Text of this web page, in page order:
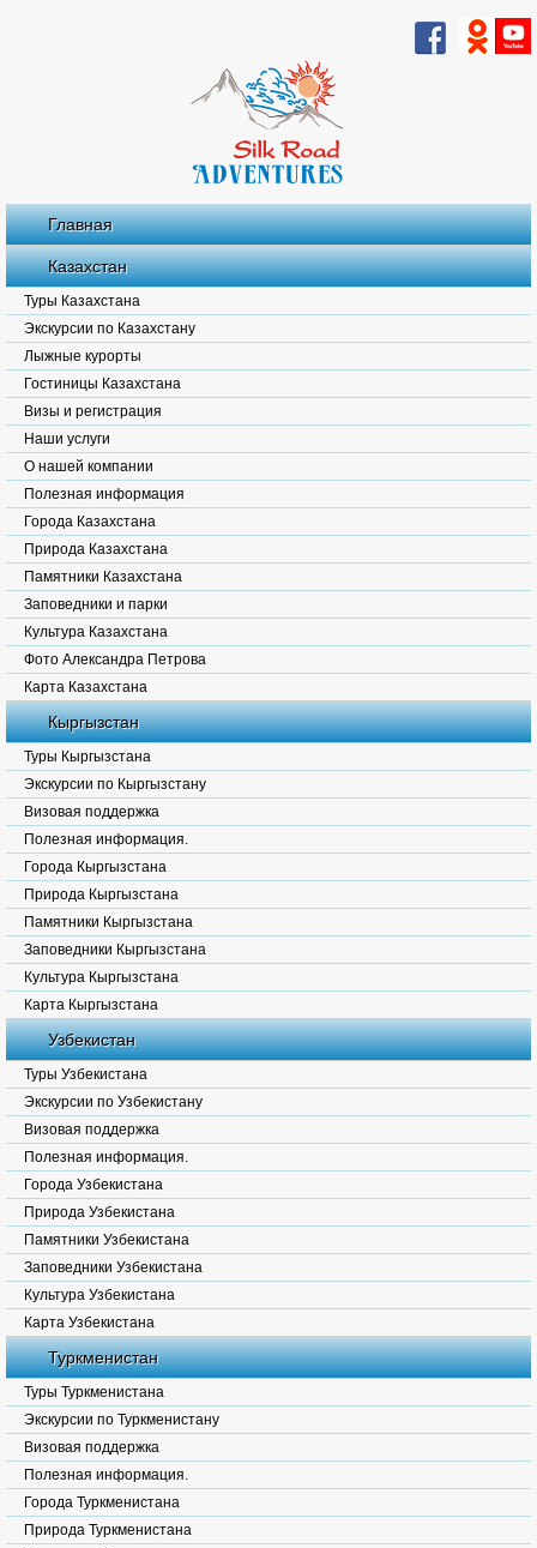
Главная
Казахстан
Туры Казахстана
Экскурсии по Казахстану
Лыжные курорты
Гостиницы Казахстана
Визы и регистрация
Наши услуги
О нашей компании
Полезная информация
Города Казахстана
Природа Казахстана
Памятники Казахстана
Заповедники и парки
Культура Казахстана
Фото Александра Петрова
Карта Казахстана
Кыргызстан
Туры Кыргызстана
Экскурсии по Кыргызстану
Визовая поддержка
Полезная информация.
Города Кыргызстана
Природа Кыргызстана
Памятники Кыргызстана
Заповедники Кыргызстана
Культура Кыргызстана
Карта Кыргызстана
Узбекистан
Туры Узбекистана
Экскурсии по Узбекистану
Визовая поддержка
Полезная информация.
Города Узбекистана
Природа Узбекистана
Памятники Узбекистана
Заповедники Узбекистана
Культура Узбекистана
Карта Узбекистана
Туркменистан
Туры Туркменистана
Экскурсии по Туркменистану
Визовая поддержка
Полезная информация.
Города Туркменистана
Природа Туркменистана